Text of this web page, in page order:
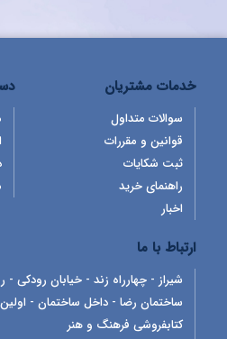
خدمات مشتریان
سوالات متداول
قوانین و مقررات
ثبت شکایات
راهنمای خرید
اخبار
ارتباط با ما
شیراز - چهارراه زند - خیابان رودکی
ساختمان رضا - داخل ساختمان -
کتابفروشی فرهنگ و هنر